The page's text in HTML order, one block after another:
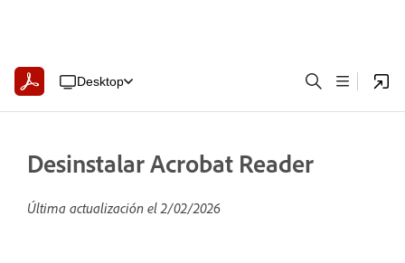
Desktop
Desinstalar Acrobat Reader
Última actualización el2/02/2026